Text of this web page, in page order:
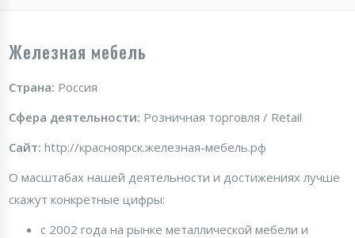
Железная мебель
Страна: Россия
Сфера деятельности: Розничная торговля / Retail
Сайт: http://красноярск.железная-мебель.рф
О масштабах нашей деятельности и достижениях лучше
скажут конкретные цифры:
c 2002 года на рынке металлической мебели и